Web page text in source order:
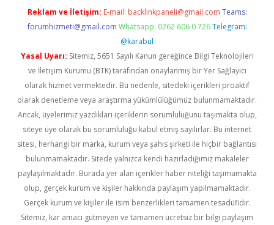
Reklam ve İletişim: E-mail: backlinkpaneli@gmail.com Teams:
forumhizmeti@gmail.com Whatsapp: 0262 606 0 726 Telegram:
@karabul
Yasal Uyarı: Sitemiz, 5651 Sayılı Kanun gereğince Bilgi Teknolojileri
ve İletişim Kurumu (BTK) tarafından onaylanmış bir Yer Sağlayıcı
olarak hizmet vermektedir. Bu nedenle, sitedeki içerikleri proaktif
olarak denetleme veya araştırma yükümlülüğümüz bulunmamaktadır.
Ancak, üyelerimiz yazdıkları içeriklerin sorumluluğunu taşımakta olup,
siteye üye olarak bu sorumluluğu kabul etmiş sayılırlar. Bu internet
sitesi, herhangi bir marka, kurum veya şahıs şirketi ile hiçbir bağlantısı
bulunmamaktadır. Sitede yalnızca kendi hazırladığımız makaleler
paylaşılmaktadır. Burada yer alan içerikler haber niteliği taşımamakta
olup, gerçek kurum ve kişiler hakkında paylaşım yapılmamaktadır.
Gerçek kurum ve kişiler ile isim benzerlikleri tamamen tesadüfidir.
Sitemiz, kar amacı gütmeyen ve tamamen ücretsiz bir bilgi paylaşım